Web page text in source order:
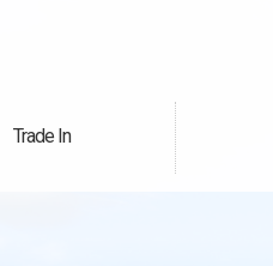
Trade In
買取無料査定